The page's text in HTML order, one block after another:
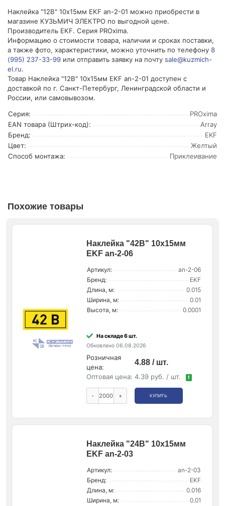
Наклейка "12В" 10х15мм EKF an-2-01 можно приобрести в
магазине КУЗЬМИЧ ЭЛЕКТРО по выгодной цене.
Производитель EKF. Серия PROxima.
Информацию о стоимости товара, наличии и сроках поставки,
а также фото, характеристики, можно уточнить по телефону 8
(995) 237-33-99 или отправить заявку на почту sale@kuzmich-
el.ru.
Товар Наклейка "12В" 10х15мм EKF an-2-01 доступен с
доставкой по г. Санкт-Петербург, Ленинградской области и
России, или самовывозом.
Серия:
PROxima
EAN товара (Штрих-код):
Array
Бренд:
EKF
Цвет:
Желтый
Способ монтажа:
Приклеивание
Похожие товары
Наклейка "42В" 10х15мм
EKF an-2-06
Артикул:
an-2-06
Бренд:
EKF
Длина, м:
0.015
Ширина, м:
0.01
Высота, м:
0.0001
На складе 6 шт.
Обновлено 06.08.2026
Розничная
цена:
4.88 / шт.
Оптовая цена: 4.39 руб. / шт. !
- + КУПИТЬ
Наклейка "24В" 10х15мм
EKF an-2-03
Артикул:
an-2-03
Бренд:
EKF
Длина, м:
0.016
Ширина, м:
0.01